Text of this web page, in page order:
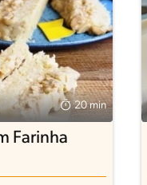
20 min
Farinha